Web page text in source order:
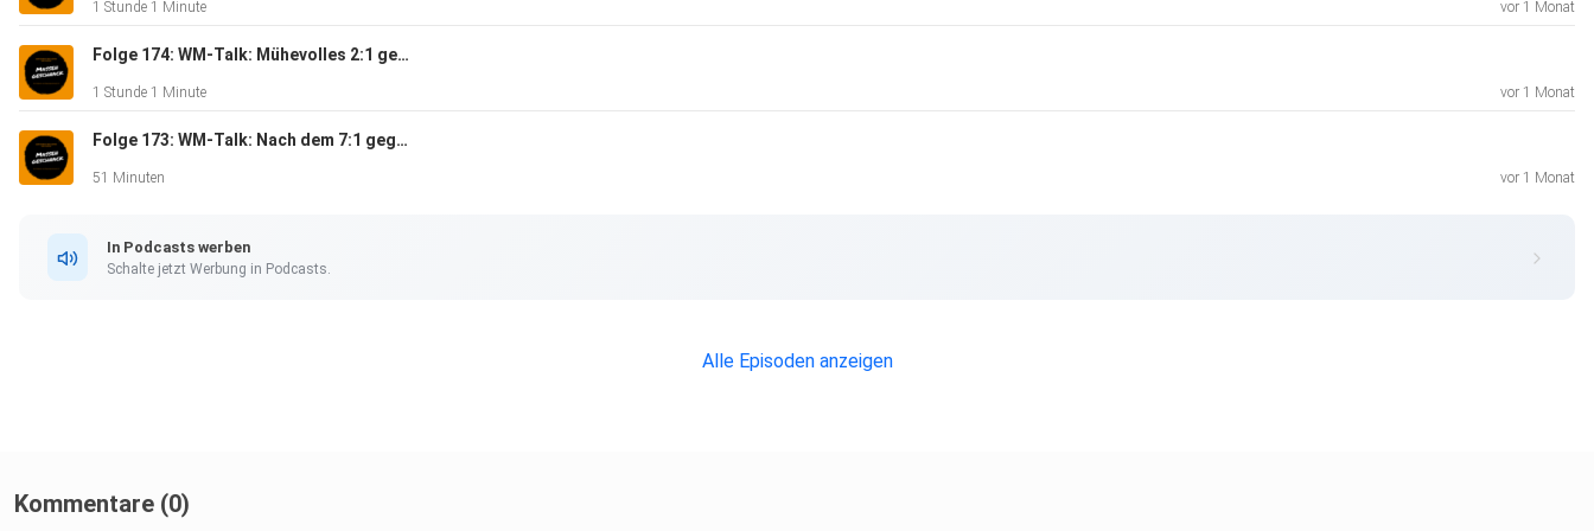
1 Stunde 1 Minute vor 1 Monat
Folge 174: WM-Talk: Mühevolles 2:1 gegen die Elfenbeinküste - Massengeschnack
1 Stunde 1 Minute vor 1 Monat
Folge 173: WM-Talk: Nach dem 7:1 gegen Curaçao - Massengeschnack
51 Minuten vor 1 Monat
In Podcasts werben
Schalte jetzt Werbung in Podcasts.
Alle Episoden anzeigen
Kommentare (0)